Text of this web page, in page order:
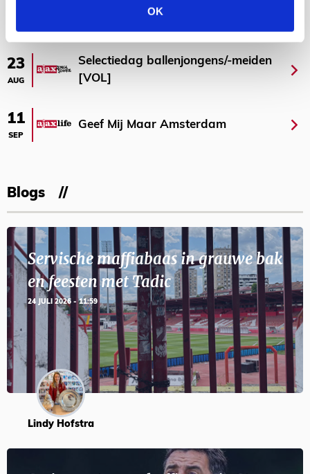
OK
23
AUG
Selectiedag ballenjongens/-meiden
[VOL]
11
SEP
Geef Mij Maar Amsterdam
Blogs
Servische maffiabaas in grauwe bak
en feesten met Tadic
24 JULI 2026 - 11:59
Lindy Hofstra